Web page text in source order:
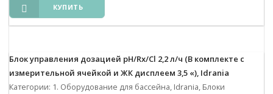
КУПИТЬ
Блок управления дозацией pH/Rx/Cl 2,2 л/ч (В комплекте с
измерительной ячейкой и ЖК дисплеем 3,5 «), Idrania
Категории: 1. Оборудование для бассейна, Idrania, Блоки